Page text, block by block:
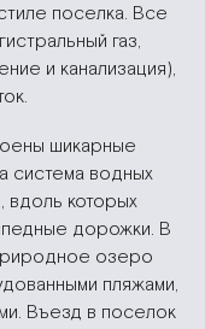
поселка. Все
газ,
и канализация),
шикарные
система водных
вдоль которых
дорожки. В
озеро
пляжами,
Въезд в поселок